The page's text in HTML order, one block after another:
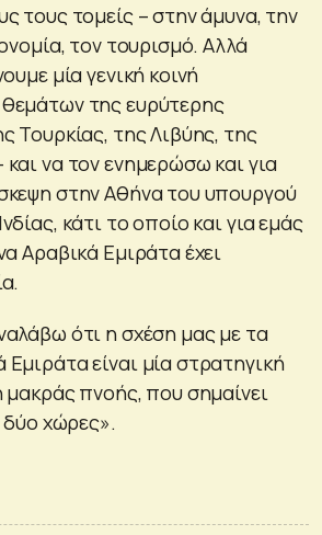
τους τομείς – στην άμυνα, την
τον τουρισμό. Αλλά
μία γενική κοινή
της ευρύτερης
Τουρκίας, της Λιβύης, της
να τον ενημερώσω και για
στην Αθήνα του υπουργού
κάτι το οποίο και για εμάς
Αραβικά Εμιράτα έχει
ότι η σχέση μας με τα
είναι μία στρατηγική
πνοής, που σημαίνει
δύο χώρες».